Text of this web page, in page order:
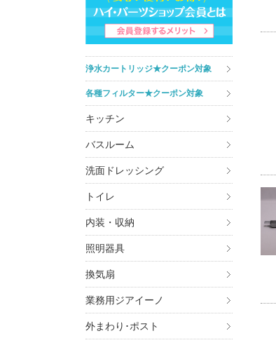
浄水カートリッジ★クーポン対象
各種フィルター★クーポン対象
キッチン
バスルーム
洗面ドレッシング
トイレ
内装・収納
照明器具
換気扇
業務用ジアイーノ
外まわり･ポスト